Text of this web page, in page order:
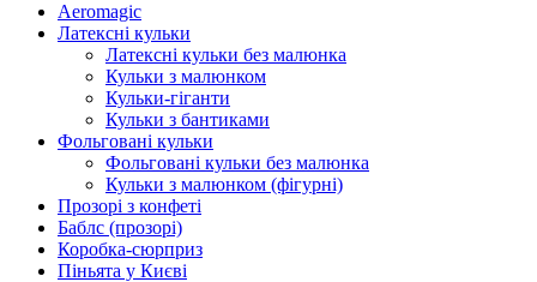
Aeromagic
Латексні кульки
Латексні кульки без малюнка
Кульки з малюнком
Кульки-гіганти
Кульки з бантиками
Фольговані кульки
Фольговані кульки без малюнка
Кульки з малюнком (фігурні)
Прозорі з конфеті
Баблс (прозорі)
Коробка-сюрприз
Піньята у Києві